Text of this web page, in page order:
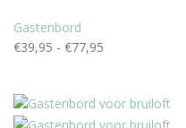
Gastenbord
€39,95 - €77,95